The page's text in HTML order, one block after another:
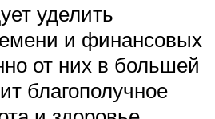
уделить
и финансовых
от них в большей
благополучное